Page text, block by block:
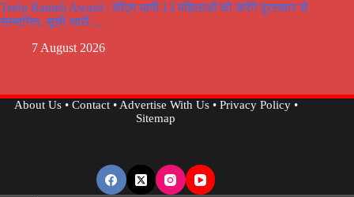
Teelu Rauteli Award : सीएम धामी 13 महिलाओं को करेंगे पुरस्कार से
सम्मानित, सूची जारी…
7 August 2026
About Us• Contact•Advertise With Us• Privacy Policy•
Sitemap